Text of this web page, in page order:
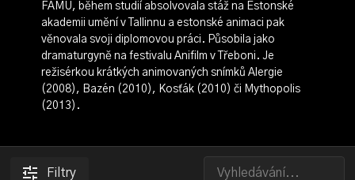
FAMU, během studií absolvovala stáž na Estonské
akademii umění v Tallinnu a estonské animaci pak
věnovala svoji diplomovou práci. Působila jako
dramaturgyně na festivalu Anifilm v Třeboni. Je
režisérkou krátkých animovaných snímků Alergie
(2008), Bazén (2010), Kosťák (2010) či Mythopolis
(2013).
Filtry